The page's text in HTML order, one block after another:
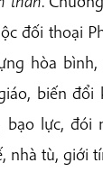
đối thoại
hòa bình,
biến đổi
bạo lực, đói
nhà tù, giới